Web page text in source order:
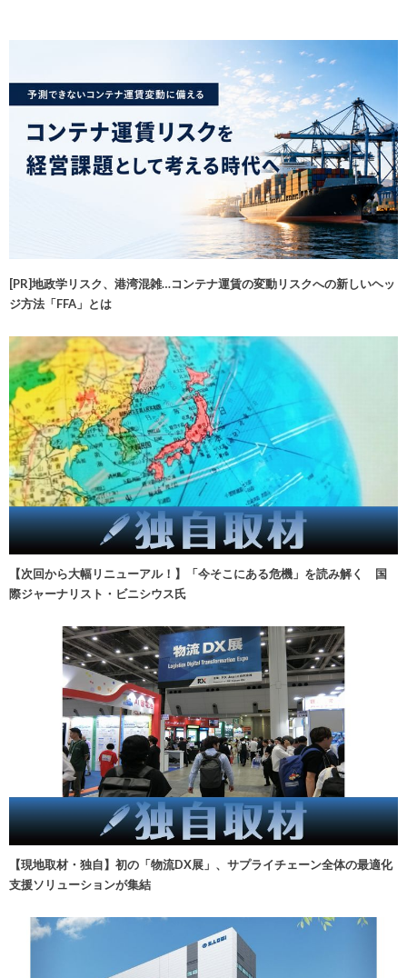
[PR]地政学リスク、港湾混雑…コンテナ運賃の変動リスクへの新しいヘッ
ジ方法「FFA」とは
【次回から大幅リニューアル！】「今そこにある危機」を読み解く 国
際ジャーナリスト・ビニシウス氏
【現地取材・独自】初の「物流DX展」、サプライチェーン全体の最適化
支援ソリューションが集結